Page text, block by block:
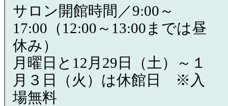
サロン開館時間／9:00～
17:00（12:00～13:00までは昼
休み）
月曜日と12月29日（土）～１
月３日（火）は休館日 ※入
場無料